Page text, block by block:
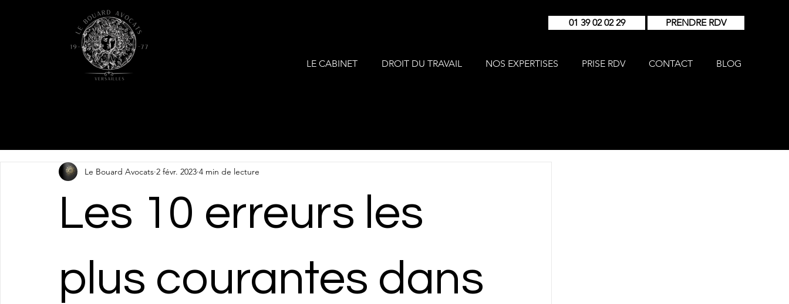
01 39 02 02 29 PRENDRE RDV
LE CABINET DROIT DU TRAVAIL NOS EXPERTISES PRISE RDV CONTACT BLOG
Les 10 erreurs les
plus courantes dans
Le Bouard Avocats 2 févr. 2023 4 min de lecture